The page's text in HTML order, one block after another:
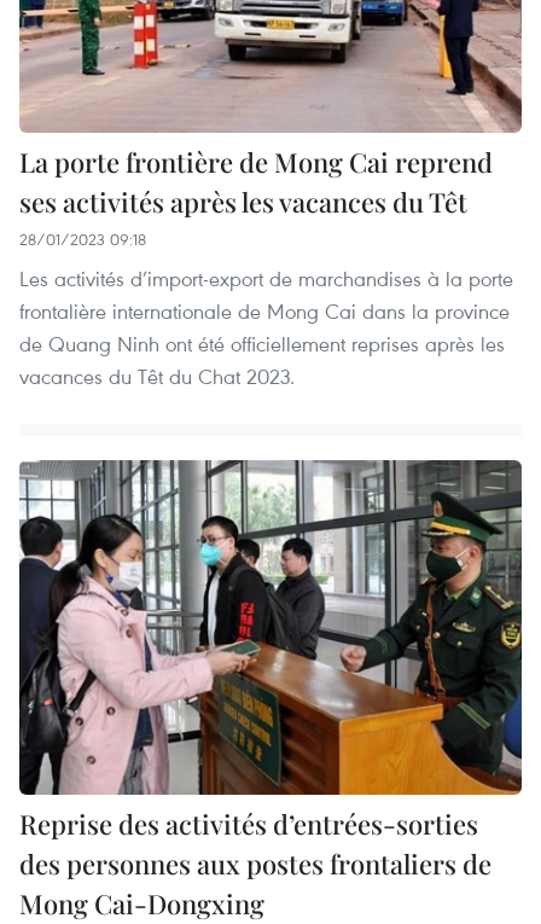
La porte frontière de Mong Cai reprend
ses activités après les vacances du Têt
28/01/2023 09:18
Les activités d’import-export de marchandises à la porte
frontalière internationale de Mong Cai dans la province
de Quang Ninh ont été officiellement reprises après les
vacances du Têt du Chat 2023.
Reprise des activités d’entrées-sorties
des personnes aux postes frontaliers de
Mong Cai-Dongxing